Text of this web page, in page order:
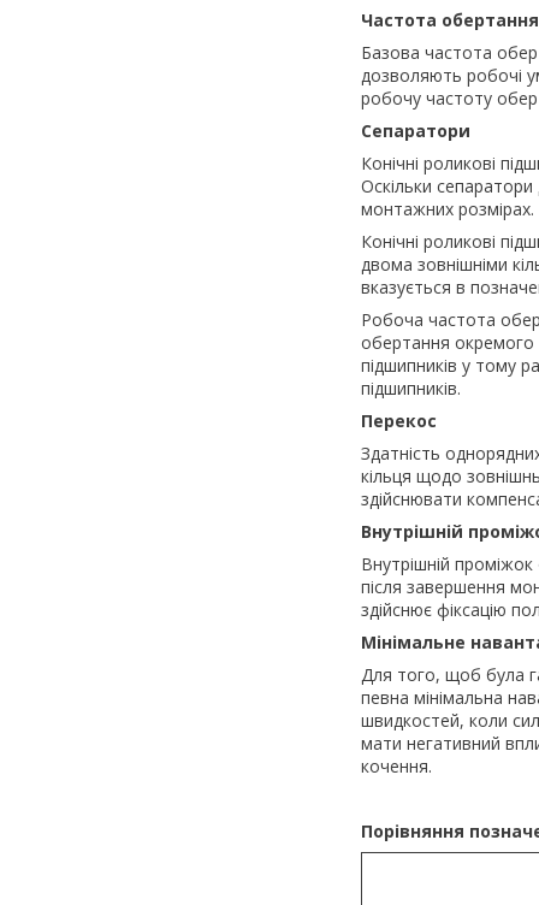
Частота обертання
Базова частота
дозволяють робочі
робочу частоту
Сепаратори
Конічні роликові
Оскільки
монтажних розмірах.
Конічні роликові
двома зовнішніми
вказується в
Робоча частота
обертання
підшипників у тому
підшипників.
Перекос
Здатність
кільця щодо
здійснювати
Внутрішній
Внутрішній
після завершення
здійснює фіксацію
Мінімальне
Для того, щоб була
певна мінімальна
швидкостей, коли
мати негативний
кочення.
Порівняння